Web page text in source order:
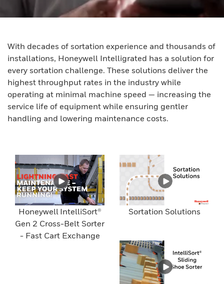
With decades of sortation experience and thousands of
installations, Honeywell Intelligrated has a solution for
every sortation challenge. These solutions deliver the
highest throughput rates in the industry while
operating at minimal machine speed — increasing the
service life of equipment while ensuring gentler
handling and lowering maintenance costs.
Honeywell IntelliSort®
Gen 2 Cross-Belt Sorter
- Fast Cart Exchange
Sortation Solutions